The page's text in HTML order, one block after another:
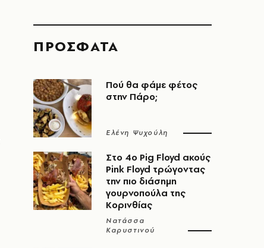
ΠΡΟΣΦΑΤΑ
Πού θα φάμε φέτος
στην Πάρο;
Ελένη Ψυχούλη
Στο 4ο Pig Floyd ακούς
Pink Floyd τρώγοντας
την πιο διάσημη
γουρνοπούλα της
Κορινθίας
Νατάσσα
Καρυστινού